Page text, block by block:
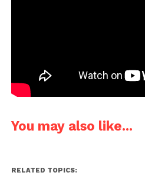
You may also like...
RELATED TOPICS: